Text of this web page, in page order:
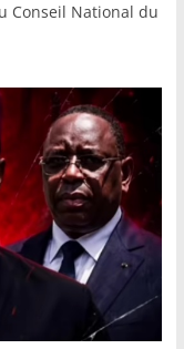
Conseil National du